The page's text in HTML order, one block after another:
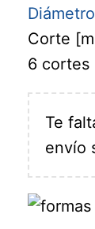
Diámetro
Corte
6 cortes
Te
envío